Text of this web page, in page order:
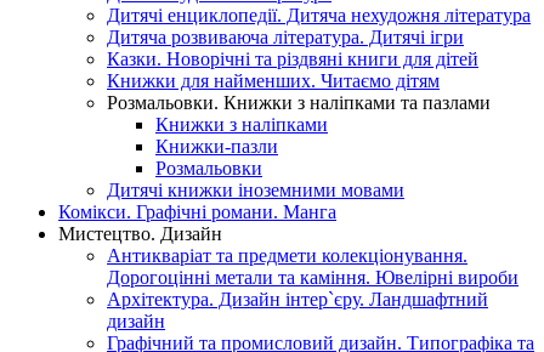
Дитячі енциклопедії. Дитяча нехудожня література
Дитяча розвиваюча література. Дитячі ігри
Казки. Новорічні та різдвяні книги для дітей
Книжки для найменших. Читаємо дітям
Розмальовки. Книжки з наліпками та пазлами
Книжки з наліпками
Книжки-пазли
Розмальовки
Дитячі книжки іноземними мовами
Комікси. Графічні романи. Манга
Мистецтво. Дизайн
Антикваріат та предмети колекціонування.
Дорогоцінні метали та каміння. Ювелірні вироби
Архітектура. Дизайн інтер`єру. Ландшафтний
дизайн
Графічний та промисловий дизайн. Типографіка та